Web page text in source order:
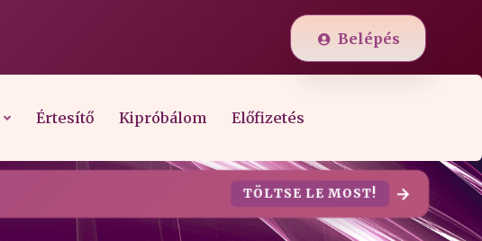
Belépés
Értesítő Kipróbálom Előfizetés
TÖLTSE LE MOST!